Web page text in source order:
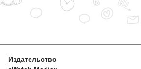
Издательство